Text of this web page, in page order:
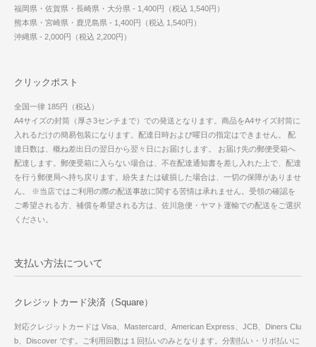
福岡県・佐賀県・長崎県・大分県 - 1,400円（税込 1,540円）
熊本県・宮崎県・鹿児島県 - 1,400円（税込 1,540円）
沖縄県 - 2,000円（税込 2,200円）
クリックポスト
全国一律 185円（税込）
A4サイズの封筒（厚さ3センチまで）での発送となります。商品をA4サイズ封筒に
入れるだけの簡易包装になります。配達日時および曜日の指定はできません。 配
達日数は、概ね差出日の翌日から翌々日にお届けします。 お届け先の郵便受箱へ
配達します。郵便受箱に入らない場合は、不在配達通知書を差し入れた上で、配達
を行う郵便局へ持ち戻ります。紛失または破損した場合は、一切の保障がありませ
ん。 ※当店ではご利用の際の配送事故に関する苦情は承れません。受領の確認を
ご希望される方、補償を希望される方は、佐川急便・ヤマト運輸での配送をご選択
ください。
支払い方法について
クレジットカード決済（Square）
対応クレジットカードは Visa、Mastercard、American Express、JCB、Diners Clu
b、Discover です。ご利用回数は１回払いのみとなります。分割払い・リボ払いに